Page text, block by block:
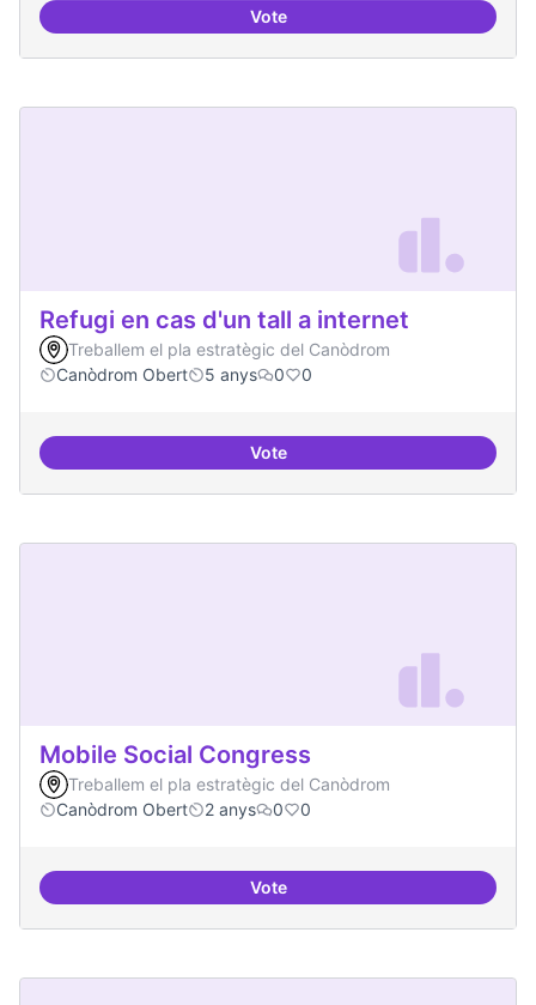
VoteIniciativa Legislativa Popular
Refugi en cas d'un tall a internet
Treballem el pla estratègic del Canòdrom
Canòdrom Obert
5 anys 0 0
VoteRefugi en cas d'un tall a internet
Mobile Social Congress
Treballem el pla estratègic del Canòdrom
Canòdrom Obert
2 anys 0 0
VoteMobile Social Congress